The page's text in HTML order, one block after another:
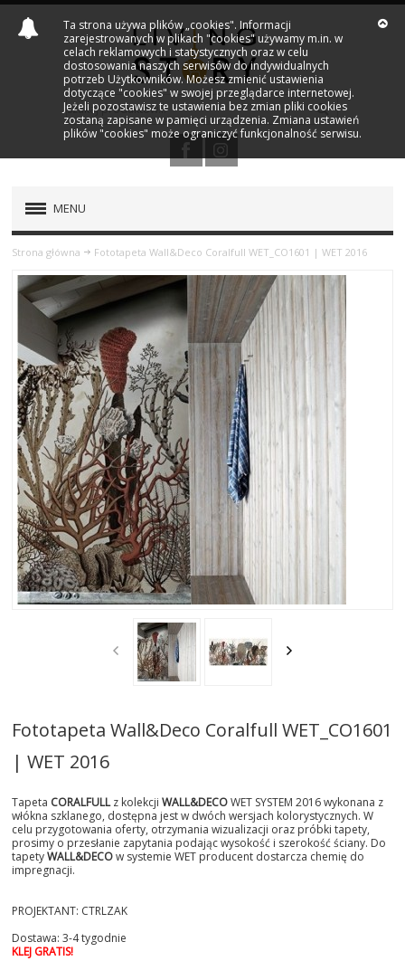
MENU
PRODUKTY
NOWOŚCI
MARKI
OUTLET
AKTUALNOSCI
STREFA-PROJEKTANTA
REALIZACJE
INSPIRACJE
KONTAKT
Strona główna Fototapeta Wall&Deco Coralfull WET_CO1601 | WET 2016
Fototapeta Wall&Deco Coralfull WET_CO1601
| WET 2016
Tapeta CORALFULLz kolekcjiWALL&DECOWET SYSTEM 2016 wykonana z
włókna szklanego, dostępna jest w dwóch wersjach kolorystycznych. W
celu przygotowania oferty, otrzymania wizualizacji oraz próbki tapety,
prosimy o przesłanie zapytania podając wysokość i szerokość ściany. Do
tapetyWALL&DECOw systemie WET producent dostarcza chemię do
impregnacji.
PROJEKTANT: CTRLZAK
Dostawa: 3-4 tygodnie
KLEJ GRATIS!
Ta strona używa plików „cookies". Informacji
zarejestrowanych w plikach "cookies" używamy m.in. w
celach reklamowych i statystycznych oraz w celu
dostosowania naszych serwisów do indywidualnych
potrzeb Użytkowników. Możesz zmienić ustawienia
dotyczące "cookies" w swojej przeglądarce internetowej.
Jeżeli pozostawisz te ustawienia bez zmian pliki cookies
zostaną zapisane w pamięci urządzenia. Zmiana ustawień
plików "cookies" może ograniczyć funkcjonalność serwisu.